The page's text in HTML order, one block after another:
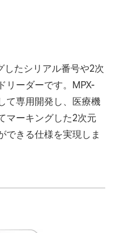
したシリアル番号や2次
リーダーです。MPX-
て専用開発し、医療機
マーキングした2次元
できる仕様を実現しま